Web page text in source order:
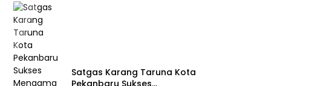
Satgas Karang Taruna Kota
Pekanbaru Sukses